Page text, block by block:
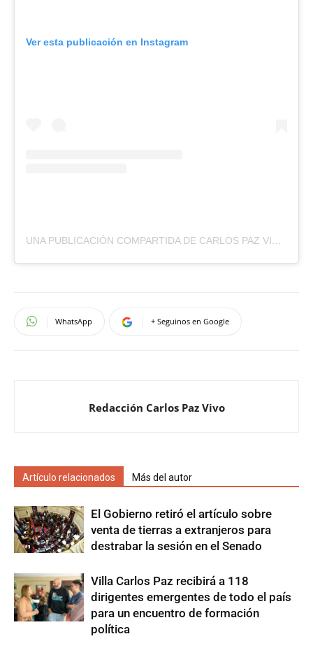
Ver esta publicación en Instagram
UNA PUBLICACIÓN COMPARTIDA DE CARLOS PAZ VIVO (@CARLOSPAZVIVO)
WhatsApp + Seguinos en Google
Redacción Carlos Paz Vivo
Artículo relacionados Más del autor
El Gobierno retiró el artículo sobre
venta de tierras a extranjeros para
destrabar la sesión en el Senado
Villa Carlos Paz recibirá a 118
dirigentes emergentes de todo el país
para un encuentro de formación
política